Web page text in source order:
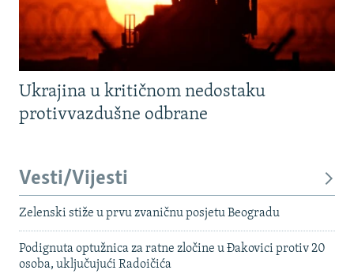
Ukrajina u kritičnom nedostaku
protivvazdušne odbrane
Vesti/Vijesti
Zelenski stiže u prvu zvaničnu posjetu Beogradu
Podignuta optužnica za ratne zločine u Đakovici protiv 20
osoba, uključujući Radoičića